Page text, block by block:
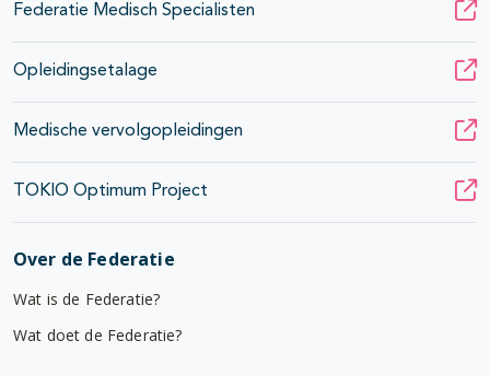
Federatie Medisch Specialisten
Opleidingsetalage
Medische vervolgopleidingen
TOKIO Optimum Project
Over de Federatie
Wat is de Federatie?
Wat doet de Federatie?